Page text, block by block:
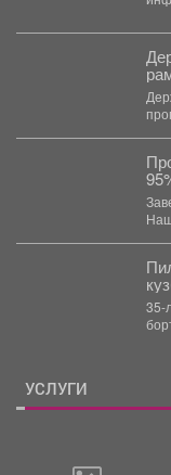
35-
УСЛУГИ